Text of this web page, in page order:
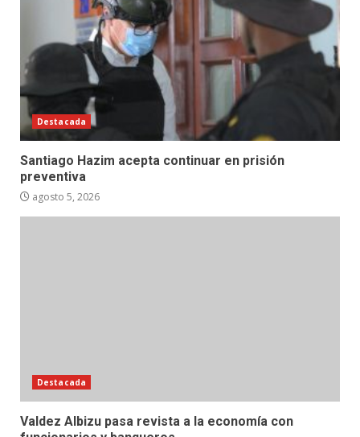
Destacada
Santiago Hazim acepta continuar en prisión
preventiva
agosto 5, 2026
Destacada
Valdez Albizu pasa revista a la economía con